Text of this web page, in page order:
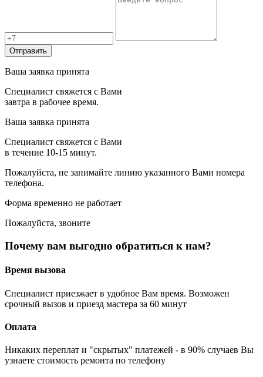
Отправить
Ваша заявка принята
Специалист свяжется с Вами
завтра в рабочее время.
Ваша заявка принята
Специалист свяжется с Вами
в течение 10-15 минут.
Пожалуйста, не занимайте линию указанного Вами номера
телефона.
Форма временно не работает
Пожалуйста, звоните
Почему вам выгодно обратиться к нам?
Время вызова
Специалист приезжает в удобное Вам время. Возможен
срочный вызов и приезд мастера за 60 минут
Оплата
Никаких переплат и "скрытых" платежей - в 90% случаев Вы
узнаете стоимость ремонта по телефону